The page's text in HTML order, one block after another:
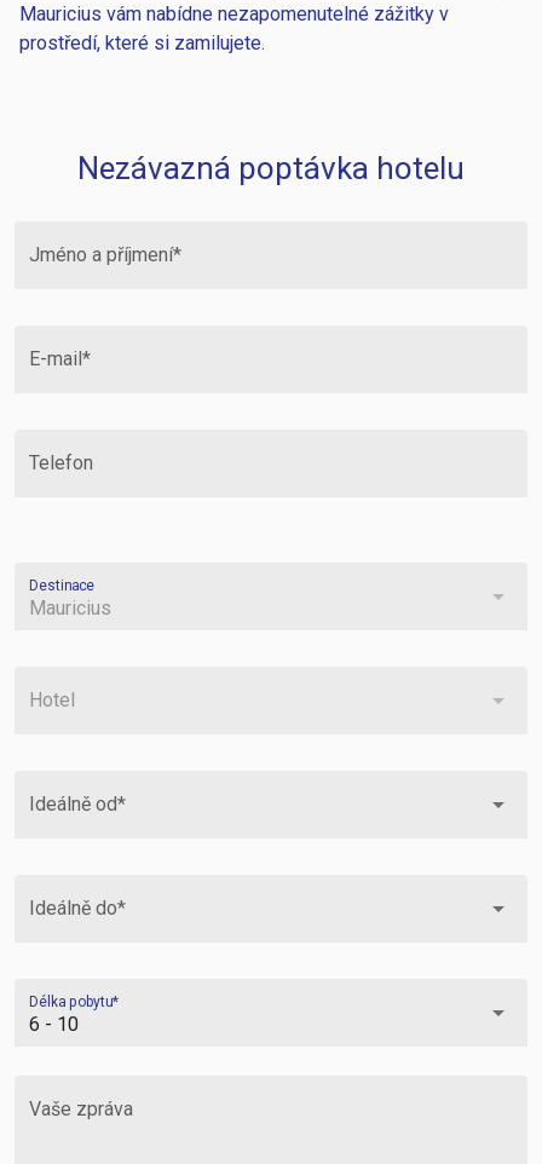
Mauricius vám nabídne nezapomenutelné zážitky v
prostředí, které si zamilujete.
Nezávazná poptávka hotelu
Jméno a příjmení*
E-mail*
Telefon
Destinace
Mauricius arrow_drop_down
Hotel arrow_drop_down
Ideálně od* arrow_drop_down
Ideálně do* arrow_drop_down
Délka pobytu* arrow_drop_down
Vaše zpráva